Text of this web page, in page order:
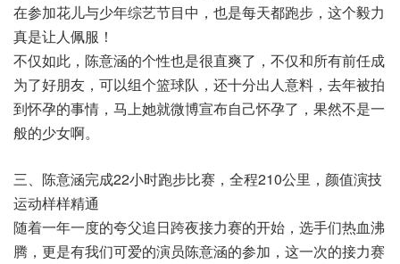
在参加花儿与少年综艺节目中，也是每天都跑步，这个毅力
真是让人佩服！
不仅如此，陈意涵的个性也是很直爽了，不仅和所有前任成
为了好朋友，可以组个篮球队，还十分出人意料，去年被拍
到怀孕的事情，马上她就微博宣布自己怀孕了，果然不是一
般的少女啊。
三、陈意涵完成22小时跑步比赛，全程210公里，颜值演技
运动样样精通
随着一年一度的夸父追日跨夜接力赛的开始，选手们热血沸
腾，更是有我们可爱的演员陈意涵的参加，这一次的接力赛